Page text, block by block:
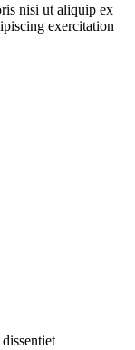
nisi ut aliquip ex
exercitation